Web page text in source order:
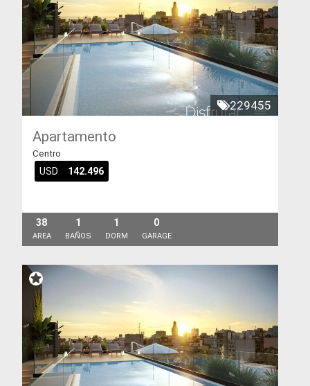
229455
Apartamento
Centro
USD 142.496
38
AREA
1
BAÑOS
1
DORM
0
GARAGE